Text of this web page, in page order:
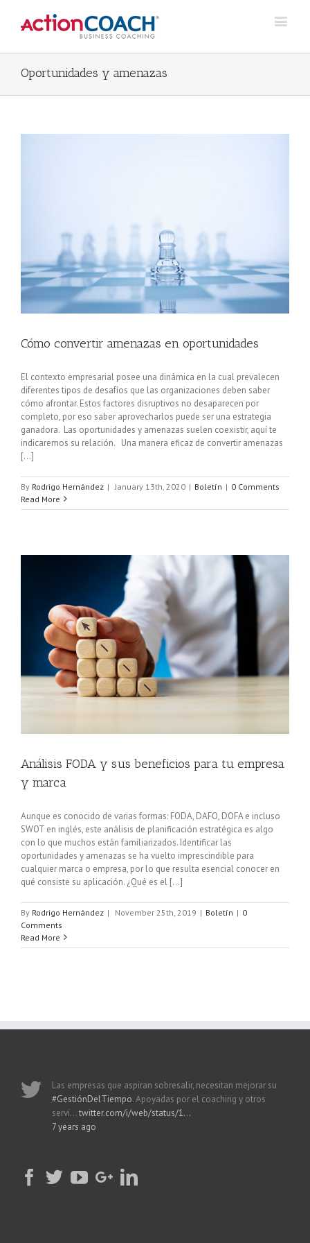
Oportunidades y amenazas
Cómo convertir amenazas en oportunidades
El contexto empresarial posee una dinámica en la cual prevalecen
diferentes tipos de desafíos que las organizaciones deben saber
cómo afrontar. Estos factores disruptivos no desaparecen por
completo, por eso saber aprovecharlos puede ser una estrategia
ganadora. Las oportunidades y amenazas suelen coexistir, aquí te
indicaremos su relación. Una manera eficaz de convertir amenazas
[...]
By Rodrigo Hernández | January 13th, 2020 | Boletín | 0 Comments
Read More
Análisis FODA y sus beneficios para tu empresa
y marca
Aunque es conocido de varias formas: FODA, DAFO, DOFA e incluso
SWOT en inglés, este análisis de planificación estratégica es algo
con lo que muchos están familiarizados. Identificar las
oportunidades y amenazas se ha vuelto imprescindible para
cualquier marca o empresa, por lo que resulta esencial conocer en
qué consiste su aplicación. ¿Qué es el [...]
By Rodrigo Hernández | November 25th, 2019 | Boletín | 0
Comments
Read More
Las empresas que aspiran sobresalir, necesitan mejorar su
#GestiónDelTiempo. Apoyadas por el coaching y otros
servi…twitter.com/i/web/status/1…
7 years ago